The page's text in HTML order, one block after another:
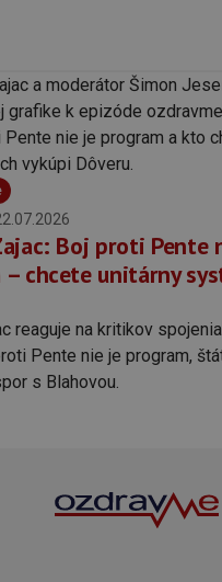
Boj proti Pente
chcete unitárny
reaguje na kritikov
Pente nie je program,
s Blahovou.